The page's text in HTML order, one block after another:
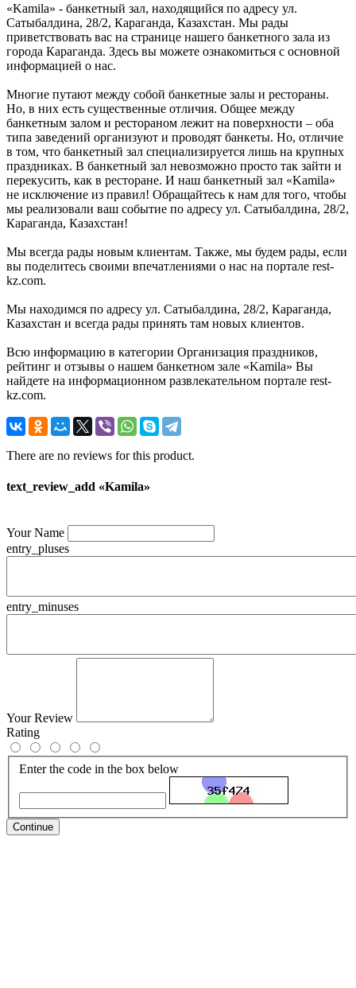
«Kamila» - банкетный зал, находящийся по адресу ул.
Сатыбалдина, 28/2, Караганда, Казахстан. Мы рады
приветствовать вас на странице нашего банкетного зала из
города Караганда. Здесь вы можете ознакомиться с основной
информацией о нас.
Многие путают между собой банкетные залы и рестораны.
Но, в них есть существенные отличия. Общее между
банкетным залом и рестораном лежит на поверхности – оба
типа заведений организуют и проводят банкеты. Но, отличие
в том, что банкетный зал специализируется лишь на крупных
праздниках. В банкетный зал невозможно просто так зайти и
перекусить, как в ресторане. И наш банкетный зал «Kamila»
не исключение из правил! Обращайтесь к нам для того, чтобы
мы реализовали ваш событие по адресу ул. Сатыбалдина, 28/2,
Караганда, Казахстан!
Мы всегда рады новым клиентам. Также, мы будем рады, если
вы поделитесь своими впечатлениями о нас на портале rest-
kz.com.
Мы находимся по адресу ул. Сатыбалдина, 28/2, Караганда,
Казахстан и всегда рады принять там новых клиентов.
Всю информацию в категории Организация праздников,
рейтинг и отзывы о нашем банкетном зале «Kamila» Вы
найдете на информационном развлекательном портале rest-
kz.com.
There are no reviews for this product.
text_review_add «Kamila»
Your Name
entry_pluses
entry_minuses
Your Review
Rating
Enter the code in the box below
Continue